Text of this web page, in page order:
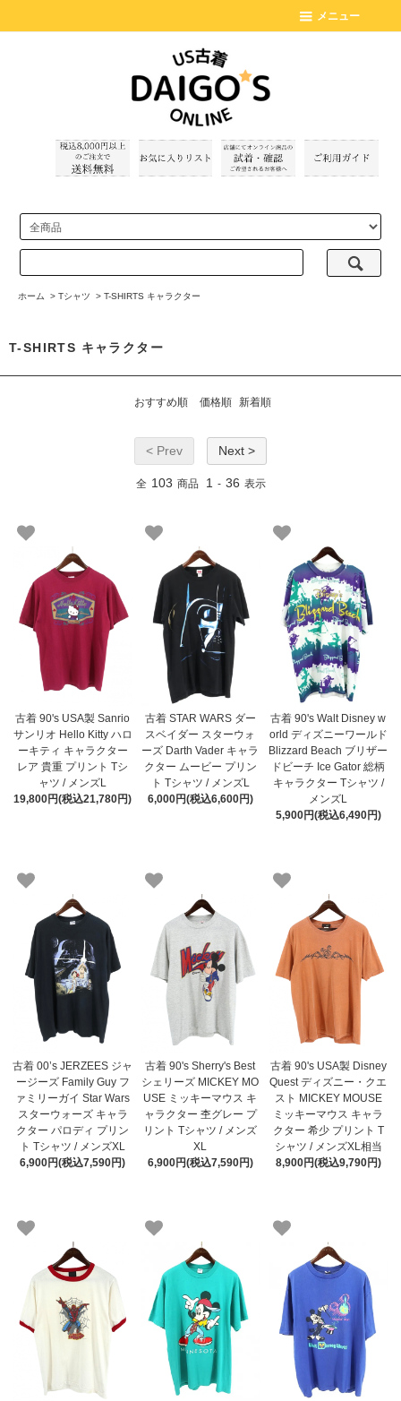
メニュー
ホーム > Tシャツ > T-SHIRTS キャラクター
T-SHIRTS キャラクター
おすすめ順 価格順 新着順
< Prev Next >
全 103 商品 1 - 36 表示
古着 90's USA製 Sanrio
サンリオ Hello Kitty ハロ
ーキティ キャラクター
レア 貴重 プリント Tシ
ャツ / メンズL
19,800円(税込21,780円)
古着 STAR WARS ダー
スベイダー スターウォ
ーズ Darth Vader キャラ
クター ムービー プリン
ト Tシャツ / メンズL
6,000円(税込6,600円)
古着 90's Walt Disney w
orld ディズニーワールド
Blizzard Beach ブリザー
ドビーチ Ice Gator 総柄
キャラクター Tシャツ /
メンズL
5,900円(税込6,490円)
古着 00’s JERZEES ジャ
ージーズ Family Guy フ
ァミリーガイ Star Wars
スターウォーズ キャラ
クター パロディ プリン
ト Tシャツ / メンズXL
6,900円(税込7,590円)
古着 90's Sherry's Best
シェリーズ MICKEY MO
USE ミッキーマウス キ
ャラクター 杢グレー プ
リント Tシャツ / メンズ
XL
6,900円(税込7,590円)
古着 90's USA製 Disney
Quest ディズニー・クエ
スト MICKEY MOUSE
ミッキーマウス キャラ
クター 希少 プリント T
シャツ / メンズXL相当
8,900円(税込9,790円)